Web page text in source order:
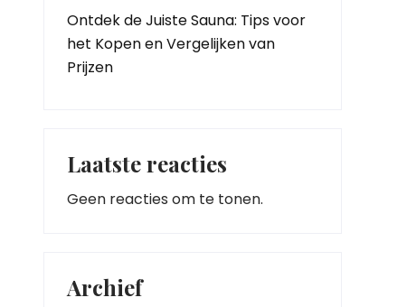
Ontdek de Juiste Sauna: Tips voor
het Kopen en Vergelijken van
Prijzen
Laatste reacties
Geen reacties om te tonen.
Archief